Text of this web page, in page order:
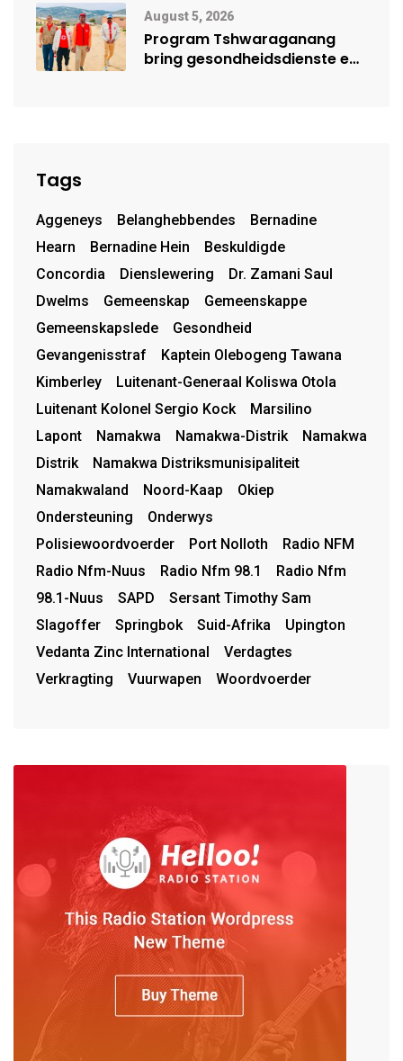
Mensehandel
August 5, 2026
Program Tshwaraganang
bring gesondheidsdienste en
Tags
Aggeneys Belanghebbendes
Bernadine
Hearn
Bernadine Hein
Beskuldigde
Concordia
Dienslewering
Dr. Zamani Saul
Dwelms
Gemeenskap
Gemeenskappe
Gemeenskapslede
Gesondheid
Gevangenisstraf
Kaptein Olebogeng Tawana
Kimberley
Luitenant-Generaal Koliswa Otola
Luitenant Kolonel Sergio Kock
Marsilino
Lapont
Namakwa Namakwa-Distrik
Namakwa
Distrik
Namakwa Distriksmunisipaliteit
Namakwaland
Noord-Kaap
Okiep
Ondersteuning
Onderwys
Polisiewoordvoerder
Port Nolloth
Radio NFM
Radio Nfm-Nuus
Radio Nfm 98.1
Radio Nfm
98.1-Nuus
SAPD
Sersant Timothy Sam
Slagoffer
Springbok Suid-Afrika
Upington
Vedanta Zinc International
Verdagtes
Verkragting
Vuurwapen Woordvoerder